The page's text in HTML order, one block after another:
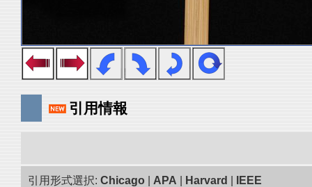
引用情報
引用形式選択: Chicago APA Harvard IEEE